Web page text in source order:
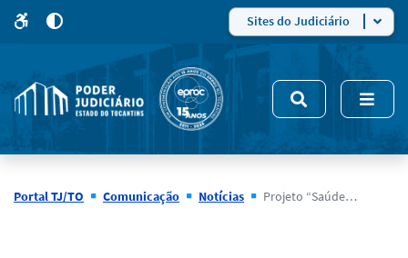
site
5
modo
de
alto
Sites do Judiciário
Portal TJ/TO Comunicação Notícias Projeto “Saúde em Pauta” abre programação de 2026 com oficina voltada ao bem-estar de magistrados(as) e servidores(as) em Guaraí